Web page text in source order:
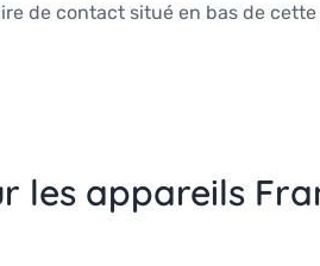
de contact situé en bas de cette
les appareils